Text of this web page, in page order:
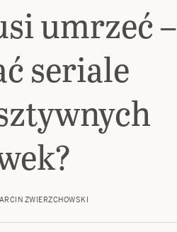
umrzeć –
seriale
ZWIERZCHOWSKI